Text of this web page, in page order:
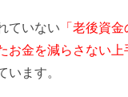
ていない 「老後資
お金を減らさない上
います。